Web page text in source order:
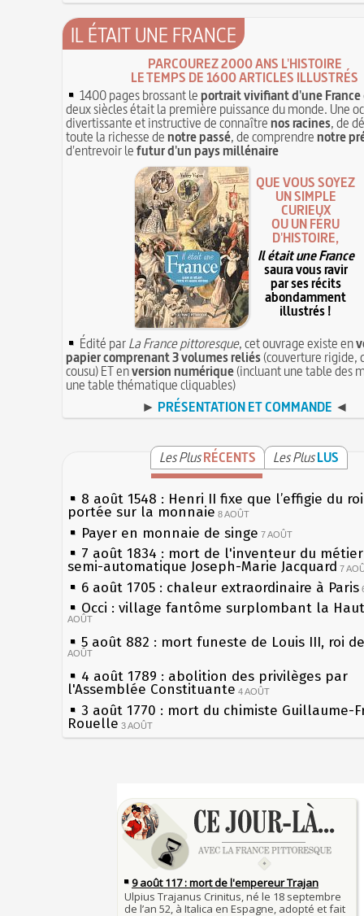
IL ÉTAIT UNE FRANCE
PARCOUREZ 2000 ANS L'HISTOIRE
LE TEMPS DE 1600 ARTICLES ILLUSTRÉS
1400 pages brossant leportrait vivifiant d'une France
deux siècles était la première puissance du monde. Une
divertissante et instructive de connaîtrenos racines, de
toute la richesse denotre passé, de comprendrenotre
d'entrevoir lefutur d'un pays millénaire
QUE VOUS SOYEZ
UN SIMPLE
CURIEUX
OU UN FÉRU
D'HISTOIRE,
Il était une France
saura vous ravir
par ses récits
abondamment
illustrés !
Édité parLa France pittoresque, cet ouvrage existe en
papier comprenant 3 volumes reliés(couverture rigide,
cousu) ET enversion numérique(incluant une table des
une table thématique cliquables)
► PRÉSENTATION ET COMMANDE ◄
Les PlusRÉCENTS Les PlusLUS
8 août 1548 : Henri II fixe que l’effigie du
portée sur la monnaie 8 AOÛT
Payer en monnaie de singe 7 AOÛT
7 août 1834 : mort de l'inventeur du
semi-automatique Joseph-Marie Jacquard 7
6 août 1705 : chaleur extraordinaire à Paris
Occi : village fantôme surplombant la
AOÛT
5 août 882 : mort funeste de Louis III, roi
AOÛT
4 août 1789 : abolition des privilèges par
l'Assemblée Constituante 4 AOÛT
3 août 1770 : mort du chimiste Guillaume-
Rouelle 3 AOÛT
Musée Jean de La Fontaine : réouverture
1er août 1589 : Henri III est poignardé à
par Jacques Clément, moine jacobin 1ER AOÛT
31 juillet 1899 : décret instaurant les
boîtes aux lettres en fonte de Léon Mougeot
30 juillet 1918 : mort d'Auguste Poulain,
Chocolat Poulain 30 JUILLET
les siècles
27 mai 1610 : supplice de François
du roi Henri IV
Pierre qui roule n'amasse pas mousse
Qui aime bien châtie bien
Tout vient à point à qui sait attendre
François II (né le 19 janvier 1544, mort le 5